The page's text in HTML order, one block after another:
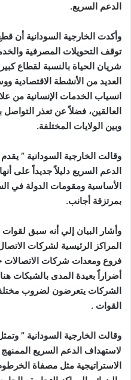
الدعم السريع.
وأكدت الخارجية السودانية أن
توقف التحويلات المصرفية
شريان الحياة بالنسبة لقطاع
العديد من الأنشطة
انسياب الخدمات الإنسانية من
العالقين، فضلاً عن تعذر
وبين الولايات المختلفة.
وقالت الخارجية السودانية ”
الدعم السريع دليلاً جديداً على
الأساسية ومقومات الدولة في
بمرتزقة أجانب.
وأشار البيان إلي أنه سبق
المراكز الرئيسية لشركات
فروع ومعدات شركات الاتصالات
أضراراً بعيدة المدى بالشبكات
الشركات يتعرضون لضروب
القوات .
وقالت الخارجية السودانية ”
لاستهداف الدعم السريع الممنهج
الاستراتيجية مثل مصفاة